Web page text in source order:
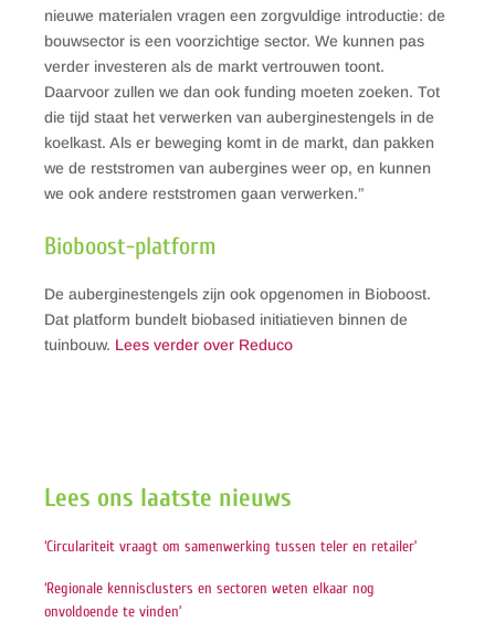
nieuwe materialen vragen een zorgvuldige introductie: de
bouwsector is een voorzichtige sector. We kunnen pas
verder investeren als de markt vertrouwen toont.
Daarvoor zullen we dan ook funding moeten zoeken. Tot
die tijd staat het verwerken van auberginestengels in de
koelkast. Als er beweging komt in de markt, dan pakken
we de reststromen van aubergines weer op, en kunnen
we ook andere reststromen gaan verwerken.”
Bioboost-platform
De auberginestengels zijn ook opgenomen in Bioboost.
Dat platform bundelt biobased initiatieven binnen de
tuinbouw. Lees verder over Reduco
Lees ons laatste nieuws
‘Circulariteit vraagt om samenwerking tussen teler en retailer’
‘Regionale kennisclusters en sectoren weten elkaar nog
onvoldoende te vinden’